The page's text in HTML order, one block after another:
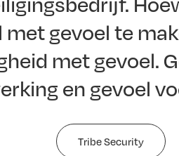
met gevoel te
met gevoel.
en gevoel
Tribe Security